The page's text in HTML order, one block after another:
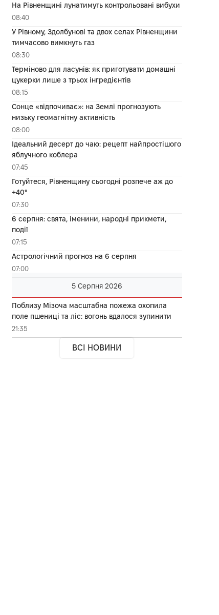
На Рівненщині лунатимуть контрольовані вибухи
08:40
У Рівному, Здолбунові та двох селах Рівненщини
тимчасово вимкнуть газ
08:30
Терміново для ласунів: як приготувати домашні
цукерки лише з трьох інгредієнтів
08:15
Сонце «відпочиває»: на Землі прогнозують
низьку геомагнітну активність
08:00
Ідеальний десерт до чаю: рецепт найпростішого
яблучного коблера
07:45
Готуйтеся, Рівненщину сьогодні розпече аж до
+40°
07:30
6 серпня: свята, іменини, народні прикмети,
події
07:15
Астрологічний прогноз на 6 серпня
07:00
5 Серпня 2026
Поблизу Мізоча масштабна пожежа охопила
поле пшениці та ліс: вогонь вдалося зупинити
21:35
ВСІ НОВИНИ